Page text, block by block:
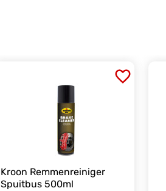
Kroon Remmenreiniger
Spuitbus 500ml